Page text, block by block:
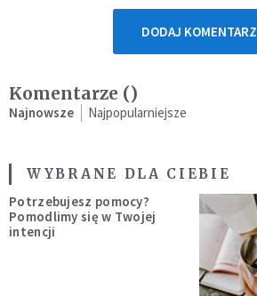
DODAJ KOMENTARZ
Komentarze ()
Najnowsze Najpopularniejsze
WYBRANE DLA CIEBIE
Potrzebujesz pomocy?
Pomodlimy się w Twojej
intencji